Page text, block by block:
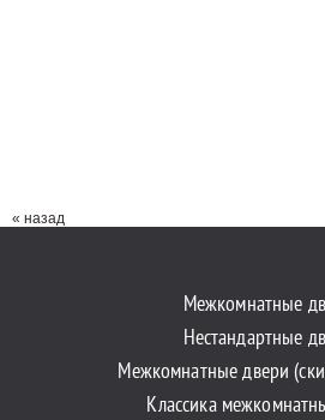
« назад
Межкомнатные
Нестандартные
Межкомнатные двери
Классика